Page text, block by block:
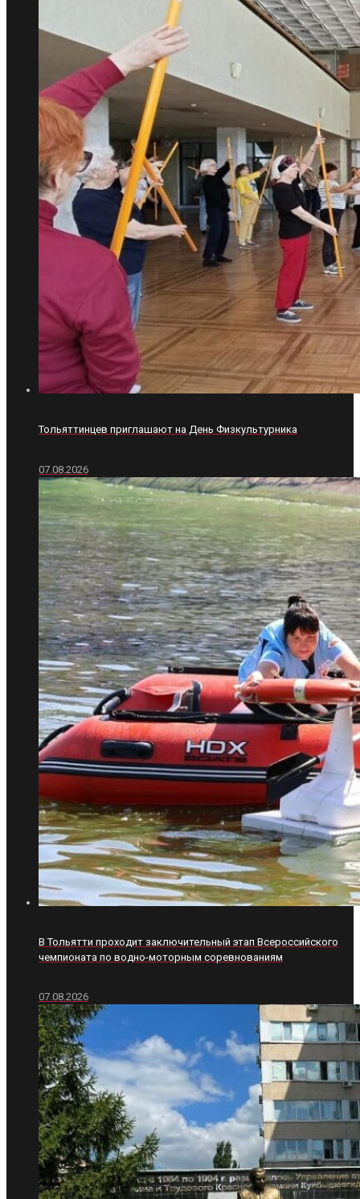
Тольяттинцев приглашают на День Физкультурника
07.08.2026
В Тольятти проходит заключительный этап Всероссийского
чемпионата по водно-моторным соревнованиям
07.08.2026